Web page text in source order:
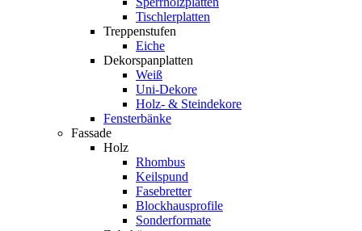
Tischlerplatten
Treppenstufen
Eiche
Dekorspanplatten
Weiß
Uni-Dekore
Holz- & Steindekore
Fensterbänke
Fassade
Holz
Rhombus
Keilspund
Fasebretter
Blockhausprofile
Sonderformate